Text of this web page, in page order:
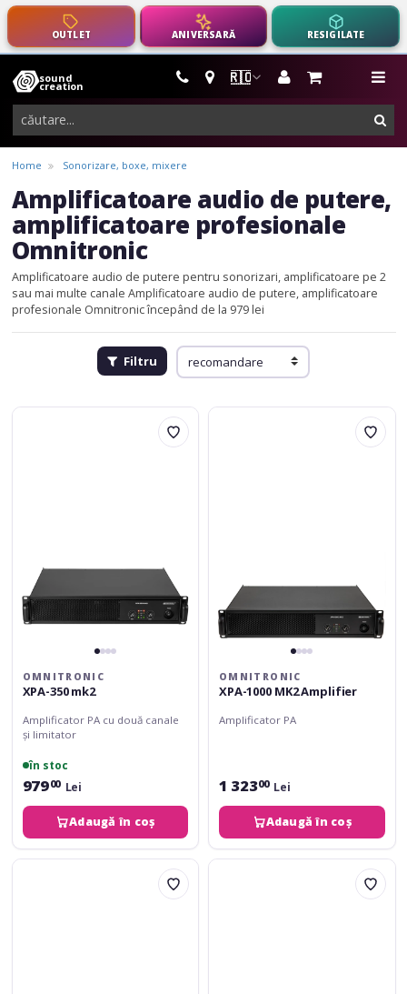
OUTLET ANIVERSARĂ RESIGILATE
🇷🇴
sound
creation
instrumente
muzicale,
echipamente
pro-
audio
Home Sonorizare, boxe, mixere
Amplificatoare audio de putere,
amplificatoare profesionale
Omnitronic
Amplificatoare audio de putere pentru sonorizari, amplificatoare pe 2
sau mai multe canale Amplificatoare audio de putere, amplificatoare
profesionale Omnitronic începând de la 979 lei
Filtru
Omnitronic
OMNITRONIC
XPA-350 mk2
Amplificator PA cu două canale
și limitator
în stoc
97900 Lei
Adaugă în coș
Omnitronic
OMNITRONIC
XPA-1000 MK2 Amplifier
Amplificator PA
1 32300 Lei
Adaugă în coș
Omnitronic
Omnitronic